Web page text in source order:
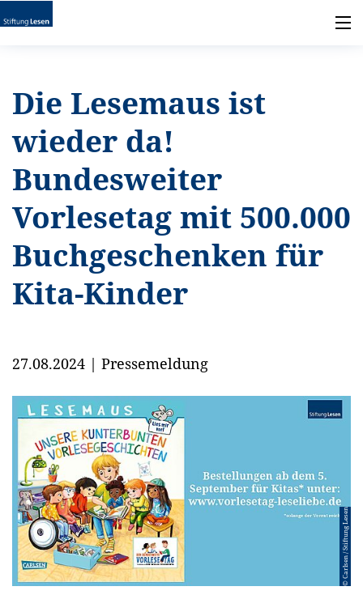
Die Lesemaus ist
wieder da!
Bundesweiter
Vorlesetag mit 500.000
Buchgeschenken für
Kita-Kinder
27.08.2024 | Pressemeldung
© Carlsen / Stiftung Lesen